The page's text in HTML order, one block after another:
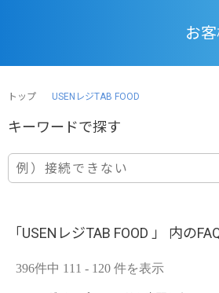
お
トップ USENレジTAB FOOD
「USENレジTAB FOOD 」 内の
396件中 111 - 120 件を表示